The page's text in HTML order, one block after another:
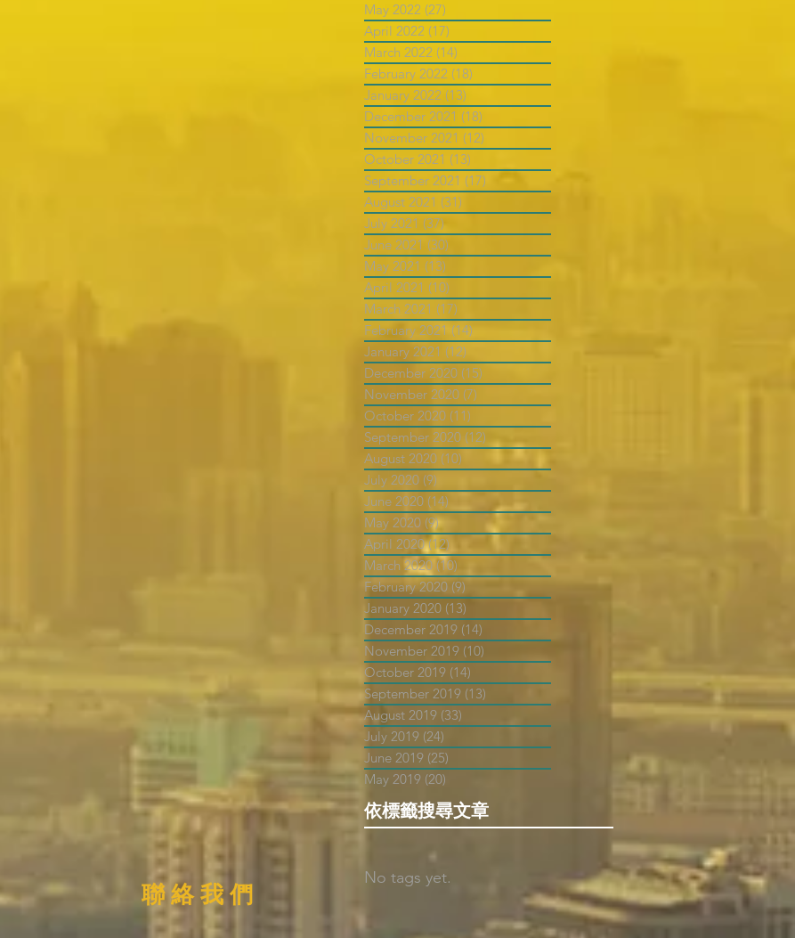
May 2022 (27)
April 2022 (17)
March 2022 (14)
February 2022 (18)
January 2022 (13)
December 2021 (18)
November 2021 (12)
October 2021 (13)
September 2021 (17)
August 2021 (31)
July 2021 (37)
June 2021 (30)
May 2021 (13)
April 2021 (10)
March 2021 (17)
February 2021 (14)
January 2021 (12)
December 2020 (15)
November 2020 (7)
October 2020 (11)
September 2020 (12)
August 2020 (10)
July 2020 (9)
June 2020 (14)
May 2020 (9)9 posts
April 2020 (12)
March 2020 (10)
February 2020 (9)
January 2020 (13)
December 2019 (14)
November 2019 (10)
October 2019 (14)
September 2019 (13)
August 2019 (33)
July 2019 (24)
June 2019 (25)
May 2019 (20)
依標籤搜尋文章
No tags yet.
聯 絡 我 們